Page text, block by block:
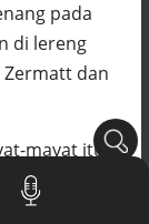
pada
di lereng
dan
mayat itu
daya
terealisasi
proses